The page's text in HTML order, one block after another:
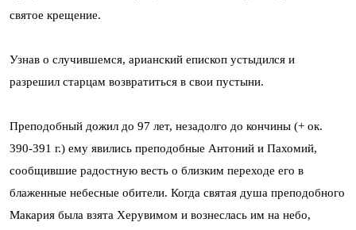
святое крещение.
Узнав о случившемся, арианский епископ устыдился и
разрешил старцам возвратиться в свои пустыни.
Преподобный дожил до 97 лет, незадолго до кончины (+ ок.
390-391 г.) ему явились преподобные Антоний и Пахомий,
сообщившие радостную весть о близким переходе его в
блаженные небесные обители. Когда святая душа преподобного
Макария была взята Херувимом и вознеслась им на небо,